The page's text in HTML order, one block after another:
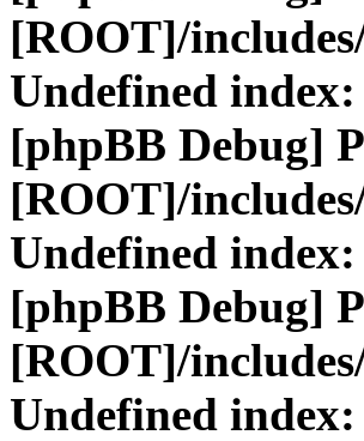
[ROOT]/
Undefined
[phpBB Debug]
[ROOT]/
Undefined
[phpBB Debug]
[ROOT]/
Undefined